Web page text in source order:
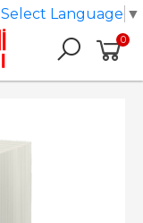
0
Select Language ▼